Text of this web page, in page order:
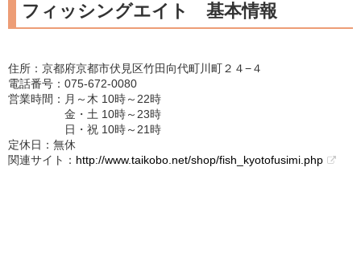
フィッシングエイト 基本情報
住所：京都府京都市伏見区竹田向代町川町２４−４
電話番号：075-672-0080
営業時間：月～木 10時～22時
金・土 10時～23時
日・祝 10時～21時
定休日：無休
関連サイト： http://www.taikobo.net/shop/fish_kyotofusimi.php